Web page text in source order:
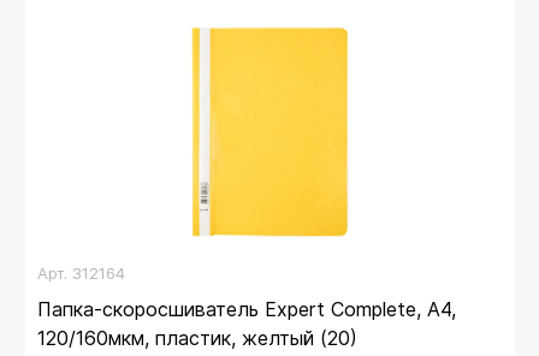
Арт. 312164
Папка-скоросшиватель Expert Complete, А4,
120/160мкм, пластик, желтый (20)